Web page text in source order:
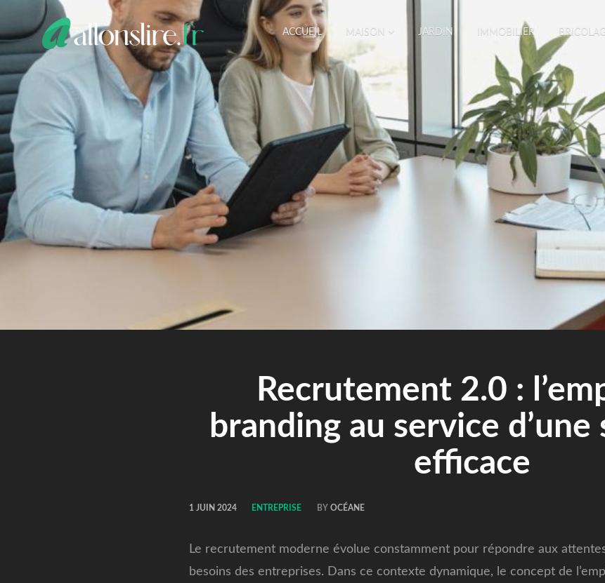
ALLONS
LIRE
ACCUEIL MAISON JARDIN IMMOBILIER
Recrutement 2.0 :
branding au service
efficace
1 JUIN 2024 ENTREPRISE BY OCÉANE
Le recrutement moderne évolue constamment pour répondre aux
besoins des entreprises. Dans ce contexte dynamique, le concept de